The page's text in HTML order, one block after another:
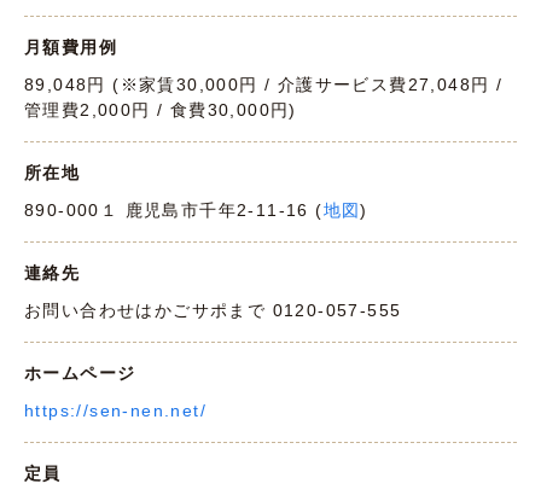
月額費用例
89,048円 (※家賃30,000円 / 介護サービス費27,048円 /
管理費2,000円 / 食費30,000円)
所在地
890-000１ 鹿児島市千年2-11-16 (地図)
連絡先
お問い合わせはかごサポまで 0120-057-555
ホームページ
https://sen-nen.net/
定員